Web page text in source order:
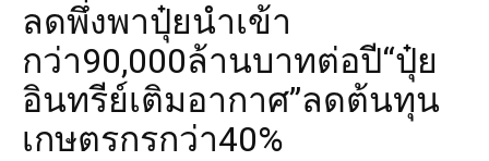
ลดพึ่งพาปุ๋ยนำเข้า
กว่า90,000ล้านบาทต่อปี“ปุ๋ย
อินทรีย์เติมอากาศ”ลดต้นทุน
เกษตรกรกว่า40%